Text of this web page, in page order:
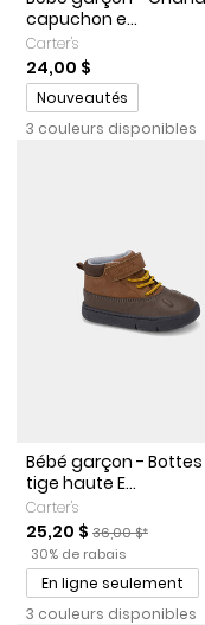
capuchon e...
Carter's
24,00 $
Promotions
Nouveautés
3 couleurs disponibles
Bébé garçon -
tige haute E...
Carter's
Prix de solde
25,20 $ Prix ​​de détail
36,00 $*
Pourcentage de rabais
30% de rabais
En ligne seulement
3 couleurs disponibles